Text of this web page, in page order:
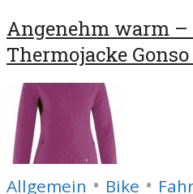
Angenehm warm –
Thermojacke
Allgemein • Bike •